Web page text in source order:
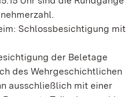
Schlossbesichtigung mit
der Beletage
des Wehrgeschichtlichen
ausschließlich mit einer